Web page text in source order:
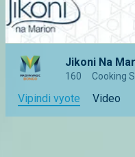
Jikoni Na
160 Cooking
Vipindi vyote Video